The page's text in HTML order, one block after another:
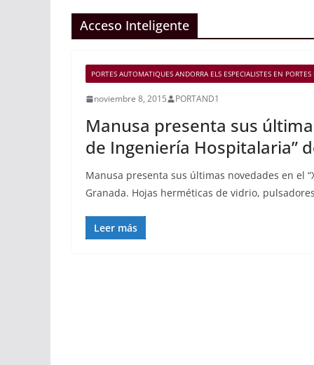
Acceso Inteligente
PORTES AUTOMATIQUES ANDORRA ELS ESPECIALISTES EN
noviembre 8, 2015 PORTAND1
Manusa presenta sus
de Ingeniería Hospitalaria”
Manusa presenta sus últimas novedades en el
Granada. Hojas herméticas de vidrio,
Leer más